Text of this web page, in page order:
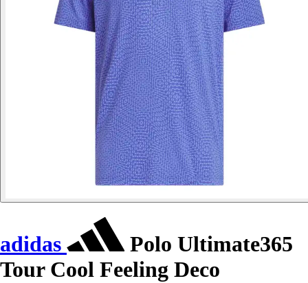
adidas
Polo Ultimate365
Tour Cool Feeling Deco